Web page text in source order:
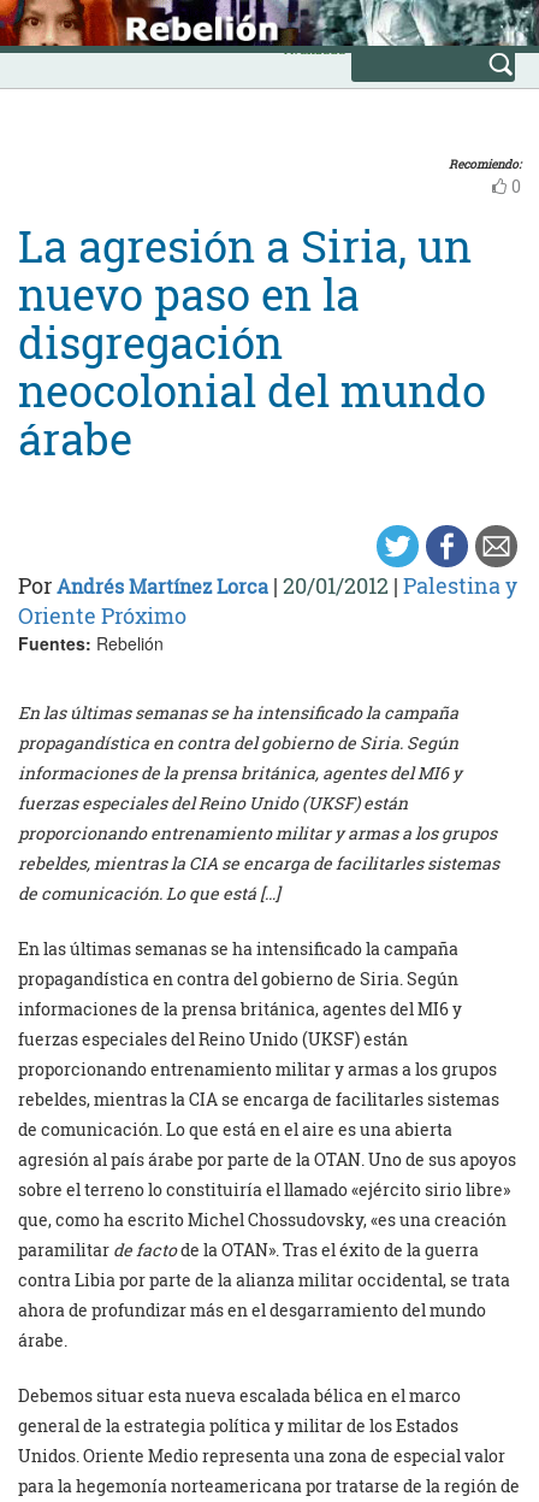
Skip
to
content
INICIO
Avanzada
Recomiendo:
0
La agresión a Siria, un
nuevo paso en la
disgregación
neocolonial del mundo
árabe
PorAndrés Martínez Lorca | 20/01/2012 | Palestina y
Oriente Próximo
Fuentes: Rebelión
En las últimas semanas se ha intensificado la campaña
propagandística en contra del gobierno de Siria. Según
informaciones de la prensa británica, agentes del MI6 y
fuerzas especiales del Reino Unido (UKSF) están
proporcionando entrenamiento militar y armas a los grupos
rebeldes, mientras la CIA se encarga de facilitarles sistemas
de comunicación. Lo que está […]
En las últimas semanas se ha intensificado la campaña
propagandística en contra del gobierno de Siria. Según
informaciones de la prensa británica, agentes del MI6 y
fuerzas especiales del Reino Unido (UKSF) están
proporcionando entrenamiento militar y armas a los grupos
rebeldes, mientras la CIA se encarga de facilitarles sistemas
de comunicación. Lo que está en el aire es una abierta
agresión al país árabe por parte de la OTAN. Uno de sus apoyos
sobre el terreno lo constituiría el llamado «ejército sirio libre»
que, como ha escrito Michel Chossudovsky, «es una creación
paramilitar de factode la OTAN». Tras el éxito de la guerra
contra Libia por parte de la alianza militar occidental, se trata
ahora de profundizar más en el desgarramiento del mundo
árabe.
Debemos situar esta nueva escalada bélica en el marco
general de la estrategia política y militar de los Estados
Unidos. Oriente Medio representa una zona de especial valor
para la hegemonía norteamericana por tratarse de la región de